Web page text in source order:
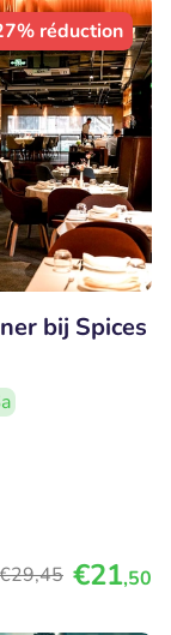
réduction
bij Spices
€29,45 €21,50